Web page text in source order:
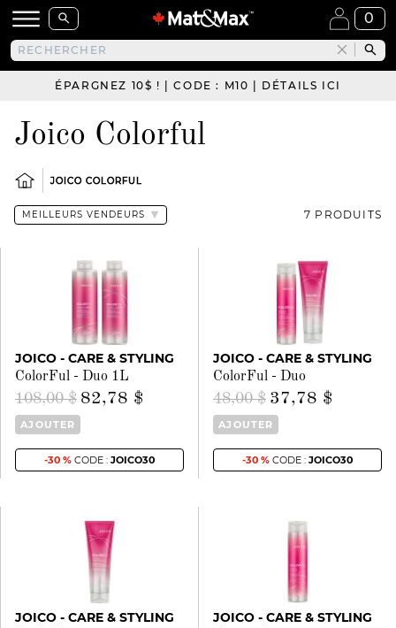
0
ÉPARGNEZ 10$ ! | CODE : M10 | DÉTAILS ICI
Joico Colorful
JOICO COLORFUL
7 PRODUITS
JOICO - CARE & STYLING
ColorFul - Duo 1L
108,00 $ 82,78 $
AJOUTER
-30 % CODE : JOICO30
JOICO - CARE & STYLING
ColorFul - Duo
48,00 $ 37,78 $
AJOUTER
-30 % CODE : JOICO30
JOICO - CARE & STYLING JOICO - CARE & STYLING